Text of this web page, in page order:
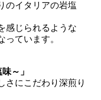
のイタリアの岩塩
感じられるような
っています。
味～ 」
さにこだわり深煎り